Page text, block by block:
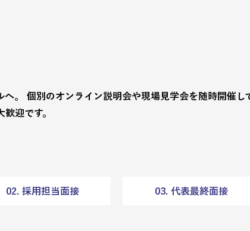
。 個別のオンライン説明会や現場見学会を随時開催し
迎です。
02. 採用担当面接 03. 代表最終面接